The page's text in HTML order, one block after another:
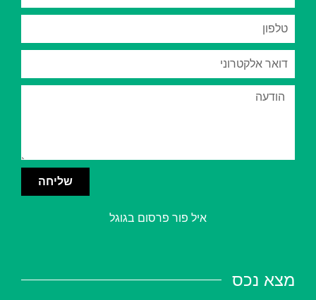
שליחה
איל פור פרסום בגוגל
מצא נכס